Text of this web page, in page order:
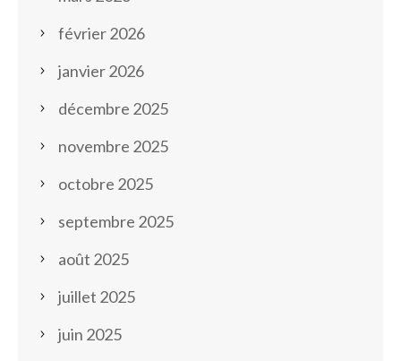
février 2026
janvier 2026
décembre 2025
novembre 2025
octobre 2025
septembre 2025
août 2025
juillet 2025
juin 2025